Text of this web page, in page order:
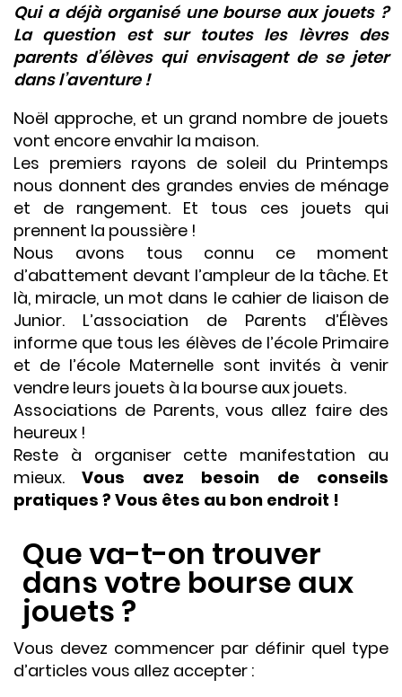
Qui a déjà organisé une bourse aux jouets ?
La question est sur toutes les lèvres des
parents d’élèves qui envisagent de se jeter
dans l’aventure !
Noël approche, et un grand nombre de jouets
vont encore envahir la maison.
Les premiers rayons de soleil du Printemps
nous donnent des grandes envies de ménage
et de rangement. Et tous ces jouets qui
prennent la poussière !
Nous avons tous connu ce moment
d’abattement devant l’ampleur de la tâche. Et
là, miracle, un mot dans le cahier de liaison de
Junior. L’association de Parents d’Élèves
informe que tous les élèves de l’école Primaire
et de l’école Maternelle sont invités à venir
vendre leurs jouets à la bourse aux jouets.
Associations de Parents, vous allez faire des
heureux !
Reste à organiser cette manifestation au
mieux.Vous avez besoin de conseils
pratiques ? Vous êtes au bon endroit !
Que va-t-on trouver
dans votre bourse aux
jouets ?
Vous devez commencer par définir quel type
d’articles vous allez accepter :